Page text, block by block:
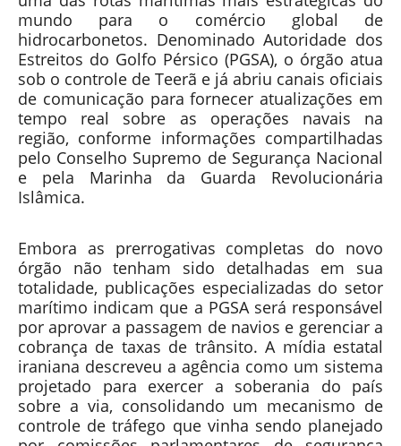
mundo para o comércio global de
hidrocarbonetos. Denominado Autoridade dos
Estreitos do Golfo Pérsico (PGSA), o órgão atua
sob o controle de Teerã e já abriu canais oficiais
de comunicação para fornecer atualizações em
tempo real sobre as operações navais na
região, conforme informações compartilhadas
pelo Conselho Supremo de Segurança Nacional
e pela Marinha da Guarda Revolucionária
Islâmica.
Embora as prerrogativas completas do novo
órgão não tenham sido detalhadas em sua
totalidade, publicações especializadas do setor
marítimo indicam que a PGSA será responsável
por aprovar a passagem de navios e gerenciar a
cobrança de taxas de trânsito. A mídia estatal
iraniana descreveu a agência como um sistema
projetado para exercer a soberania do país
sobre a via, consolidando um mecanismo de
controle de tráfego que vinha sendo planejado